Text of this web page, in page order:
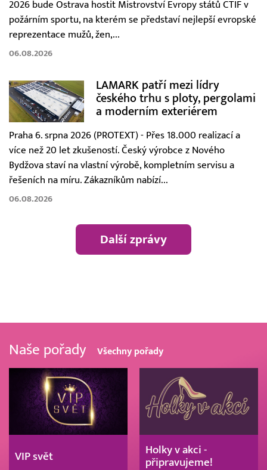
2026 bude Ostrava hostit Mistrovství Evropy států CTIF v
požárním sportu, na kterém se představí nejlepší evropské
reprezentace mužů, žen,...
06.08.2026
LAMARK patří mezi lídry
českého trhu s ploty, pergolami
a moderním exteriérem
Praha 6. srpna 2026 (PROTEXT) - Přes 18.000 realizací a
více než 20 let zkušeností. Český výrobce z Nového
Bydžova staví na vlastní výrobě, kompletním servisu a
řešeních na míru. Zákazníkům nabízí...
06.08.2026
Další zprávy
Naše pořady Všechny pořady
VIP svět
Holky v akci -
připravujeme!